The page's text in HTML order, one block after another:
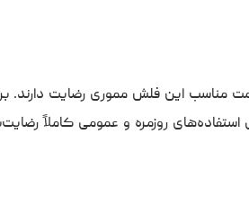
مناسب این فلش مموری رضایت دارند.
استفاده‌های روزمره و عمومی کاملاً